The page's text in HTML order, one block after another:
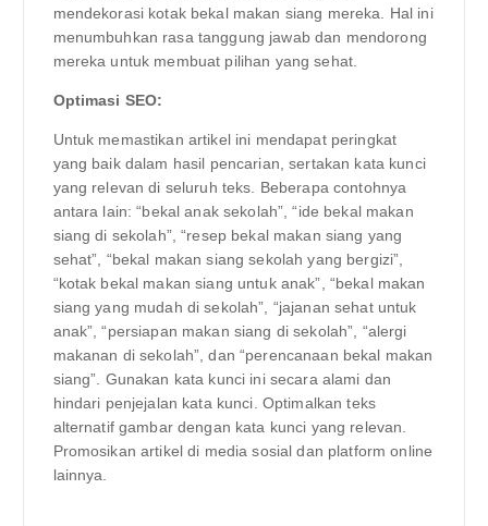
mendekorasi kotak bekal makan siang mereka. Hal ini
menumbuhkan rasa tanggung jawab dan mendorong
mereka untuk membuat pilihan yang sehat.
Optimasi SEO:
Untuk memastikan artikel ini mendapat peringkat
yang baik dalam hasil pencarian, sertakan kata kunci
yang relevan di seluruh teks. Beberapa contohnya
antara lain: “bekal anak sekolah”, “ide bekal makan
siang di sekolah”, “resep bekal makan siang yang
sehat”, “bekal makan siang sekolah yang bergizi”,
“kotak bekal makan siang untuk anak”, “bekal makan
siang yang mudah di sekolah”, “jajanan sehat untuk
anak”, “persiapan makan siang di sekolah”, “alergi
makanan di sekolah”, dan “perencanaan bekal makan
siang”. Gunakan kata kunci ini secara alami dan
hindari penjejalan kata kunci. Optimalkan teks
alternatif gambar dengan kata kunci yang relevan.
Promosikan artikel di media sosial dan platform online
lainnya.